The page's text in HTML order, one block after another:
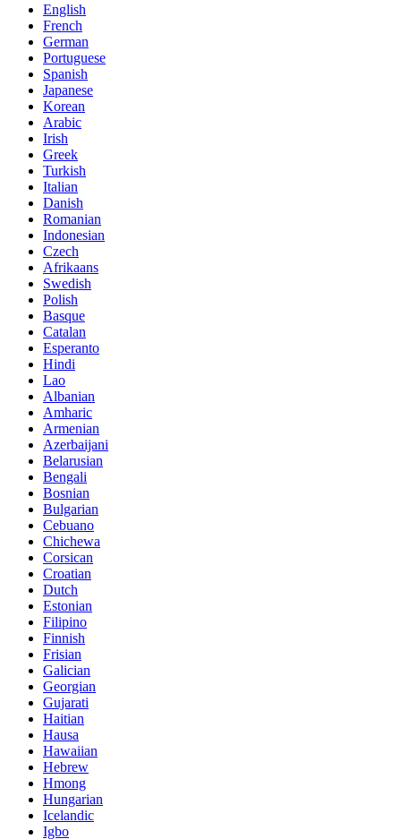
English
French
German
Portuguese
Spanish
Japanese
Korean
Arabic
Irish
Greek
Turkish
Italian
Danish
Romanian
Indonesian
Czech
Afrikaans
Swedish
Polish
Basque
Catalan
Esperanto
Hindi
Lao
Albanian
Amharic
Armenian
Azerbaijani
Belarusian
Bengali
Bosnian
Bulgarian
Cebuano
Chichewa
Corsican
Croatian
Dutch
Estonian
Filipino
Finnish
Frisian
Galician
Georgian
Gujarati
Haitian
Hausa
Hawaiian
Hebrew
Hmong
Hungarian
Icelandic
Igbo